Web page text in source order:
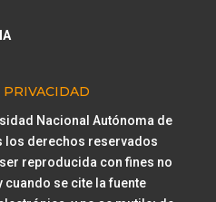
PRIVACIDAD
Nacional Autónoma de
los derechos reservados
reproducida con fines no
cuando se cite la fuente